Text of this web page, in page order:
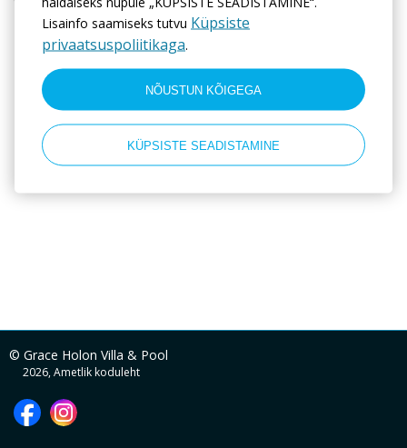
Lisainfo saamiseks tutvu Küpsiste
privaatsuspoliitikaga.
NÕUSTUN KÕIGEGA
KÜPSISTE SEADISTAMINE
ISRAELI SHEKEL
Makseviisid
Credit Card
© Grace Holon Villa & Pool
2026, Ametlik koduleht